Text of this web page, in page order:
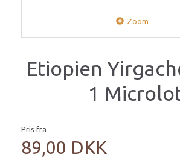
Zoom
Etiopien
1
Pris fra
89,00 DKK